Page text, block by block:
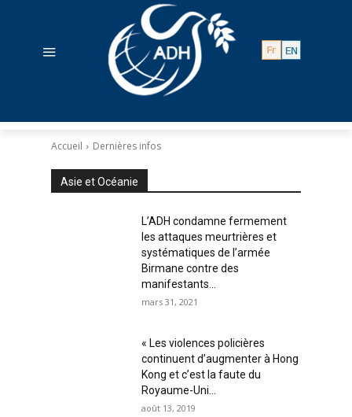
Accueil Dernières infos
Asie et Océanie
L’ADH condamne fermement
les attaques meurtrières et
systématiques de l’armée
Birmane contre des
manifestants...
mars 31, 2021
« Les violences policières
continuent d’augmenter à Hong
Kong et c’est la faute du
Royaume-Uni...
août 13, 2019